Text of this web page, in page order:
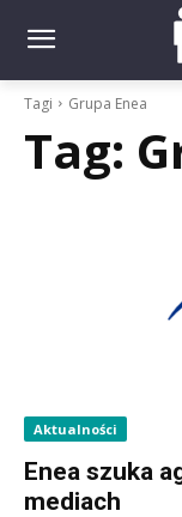
Tagi Grupa Enea
Tag:
Aktualności
Enea szuka
mediach